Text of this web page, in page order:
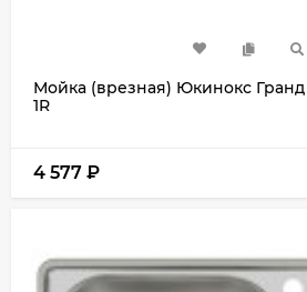
Мойка (врезная) Юкинокс Гранд
1R
4 577 ₽